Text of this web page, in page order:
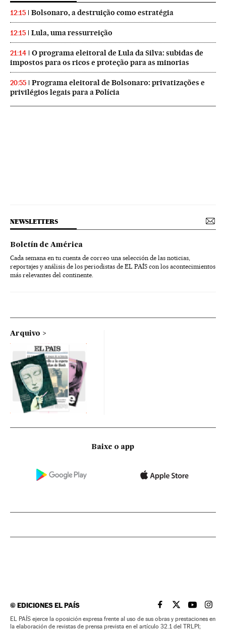
12:15 Bolsonaro, a destruição como estratégia
12:15 Lula, uma ressurreição
21:14
O programa eleitoral de Lula da Silva: subidas de
impostos para os ricos e proteção para as minorias
20:55
Programa eleitoral de Bolsonaro: privatizações e
privilégios legais para a Polícia
NEWSLETTERS
Boletín de América
Cada semana en tu cuenta de correo una selección de las noticias,
reportajes y análisis de los periodistas de EL PAÍS con los acontecimientos
más relevantes del continente.
Arquivo
Baixe o app
©EDICIONES EL PAÍS EL PAÍS BRASIL EN
EL PAÍSEL PAÍS
EL
EL PAÍS ejerce la oposición expresa frente al uso de sus obras y prestaciones en
la elaboración de revistas de prensa prevista en el artículo 32.1 del TRLPI;